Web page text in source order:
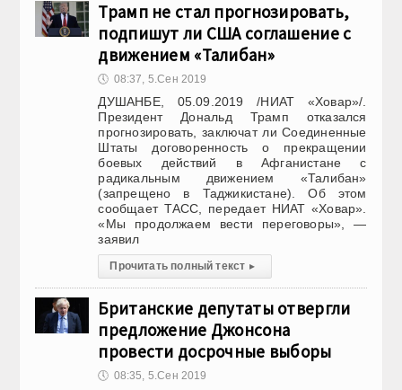
Трамп не стал прогнозировать,
подпишут ли США соглашение с
движением «Талибан»
🕔 08:37, 5.Сен 2019
ДУШАНБЕ, 05.09.2019 /НИАТ «Ховар»/.
Президент Дональд Трамп отказался
прогнозировать, заключат ли Соединенные
Штаты договоренность о прекращении
боевых действий в Афганистане с
радикальным движением «Талибан»
(запрещено в Таджикистане). Об этом
сообщает ТАСС, передает НИАТ «Ховар».
«Мы продолжаем вести переговоры», —
заявил
Прочитать полный текст ▸
Британские депутаты отвергли
предложение Джонсона
провести досрочные выборы
🕔 08:35, 5.Сен 2019